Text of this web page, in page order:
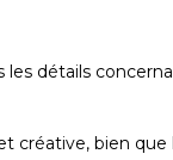
détails
créative, bien